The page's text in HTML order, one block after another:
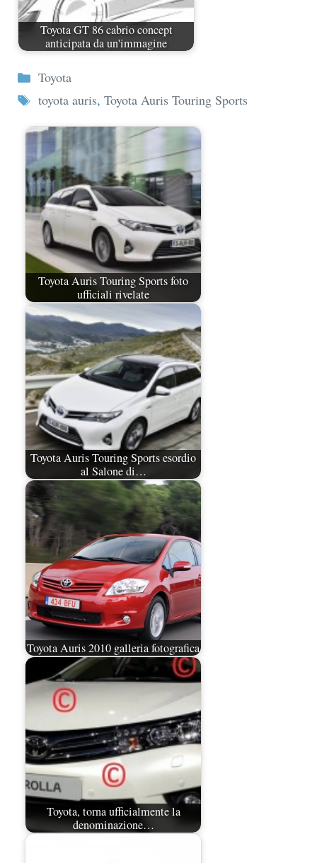
Toyota GT 86 cabrio concept
anticipata da un'immagine
Categorie
Toyota
Tag
toyota auris, Toyota Auris Touring Sports
Toyota Auris Touring Sports foto
ufficiali rivelate
Toyota Auris Touring Sports esordio
al Salone di…
Toyota Auris 2010 galleria fotografica
Toyota, torna ufficialmente la
denominazione…